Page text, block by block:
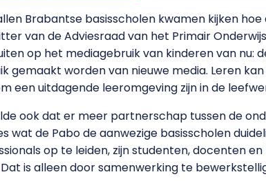
Brabantse basisscholen kwamen kijken
van de Adviesraad van het Primair
op het mediagebruik van kinderen van nu:
gemaakt worden van nieuwe media. Leren
een uitdagende leeromgeving zijn in de
ook dat er meer partnerschap tussen de
wat de Pabo de aanwezige basisscholen
op te leiden, zijn studenten, docenten
is alleen door samenwerking te